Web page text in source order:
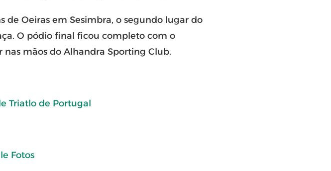
de Oeiras em Sesimbra, o segundo lugar do
O pódio final ficou completo com o
mãos do Alhandra Sporting Club.
Triatlo de Portugal
Fotos